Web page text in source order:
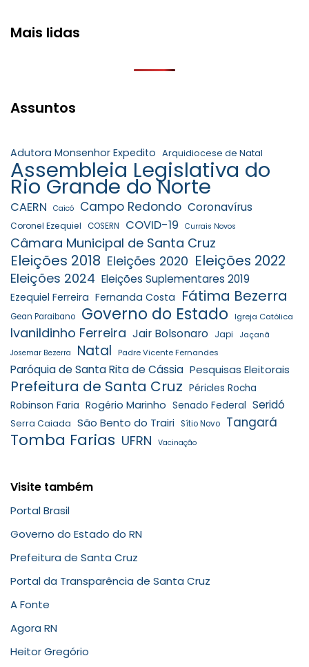
Mais lidas
Assuntos
Adutora Monsenhor Expedito Arquidiocese de Natal
Assembleia Legislativa do
Rio Grande do Norte
CAERN Caicó Campo Redondo Coronavírus
Coronel Ezequiel COSERN COVID-19 Currais Novos
Câmara Municipal de Santa Cruz
Eleições 2018 Eleições 2020 Eleições 2022
Eleições 2024 Eleições Suplementares 2019
Ezequiel Ferreira Fernanda Costa Fátima Bezerra
Gean Paraibano Governo do Estado Igreja Católica
Ivanildinho Ferreira Jair Bolsonaro Japi Jaçanã
Josemar Bezerra Natal Padre Vicente Fernandes
Paróquia de Santa Rita de Cássia Pesquisas Eleitorais
Prefeitura de Santa Cruz Péricles Rocha
Robinson Faria Rogério Marinho Senado Federal Seridó
Serra Caiada São Bento do Trairi Sítio Novo Tangará
Tomba Farias UFRN Vacinação
Visite também
Portal Brasil
Governo do Estado do RN
Prefeitura de Santa Cruz
Portal da Transparência de Santa Cruz
A Fonte
Agora RN
Heitor Gregório